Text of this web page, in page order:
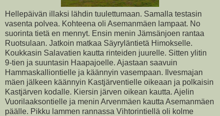
Hellepäivän illaksi lähdin tuulettumaan. Samalla testasin
vasenta polvea. Kohteena oli Asemanmäen lampaat. No
suorinta tietä en mennyt. Ensin menin Jämsänjoen rantaa
Ruotsulaan. Jatkoin matkaa Säyryläntietä Himokselle.
Koukkasin Salavatien kautta rinteiden juurelle. Sitten ylitin
9-tien ja suuntasin Haapajoelle. Ajastaan saavuin
Hammaskalliontielle ja käännyin vasempaan. Ilvesmajan
mäen jälkeen käännyin Kastjärventielle oikeaan ja polkaisin
Kastjärven kodalle. Kiersin järven oikean kautta. Ajelin
Vuorilaaksontielle ja menin Arvenmäen kautta Asemanmäen
päälle. Pikku lammen rannassa Vihtorintiellä oli kolme